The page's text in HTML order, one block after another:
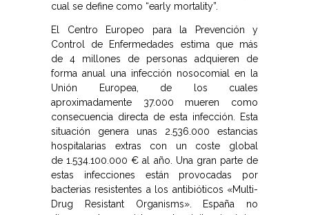
cual se define como “early mortality”.
El Centro Europeo para la Prevención y
Control de Enfermedades estima que más
de 4 millones de personas adquieren de
forma anual una infección nosocomial en la
Unión Europea, de los cuales
aproximadamente 37.000 mueren como
consecuencia directa de esta infección. Esta
situación genera unas 2.536.000 estancias
hospitalarias extras con un coste global
de 1.534.100.000 € al año. Una gran parte de
estas infecciones están provocadas por
bacterias resistentes a los antibióticos «Multi-
Drug Resistant Organisms». España no